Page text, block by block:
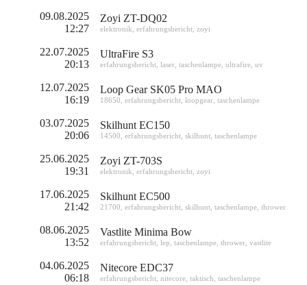
09.08.2025
12:27
Zoyi ZT-DQ02
elektronik erfahrungsbericht, zoyi
22.07.2025
20:13
UltraFire S3
erfahrungsbericht, laser, taschenlampe, ultrafire, uv
12.07.2025
16:19
Loop Gear SK05 Pro MAO
18650 erfahrungsbericht, loopgear, taschenlampe
03.07.2025
20:06
Skilhunt EC150
14500 erfahrungsbericht, skilhunt, taschenlampe
25.06.2025
19:31
Zoyi ZT-703S
elektronik erfahrungsbericht, zoyi
17.06.2025
21:42
Skilhunt EC500
21700 erfahrungsbericht, skilhunt, taschenlampe, thrower
08.06.2025
13:52
Vastlite Minima Bow
erfahrungsbericht, lep taschenlampe, thrower, vastlite
04.06.2025
06:18
Nitecore EDC37
erfahrungsbericht, nitecore, taktisch taschenlampe